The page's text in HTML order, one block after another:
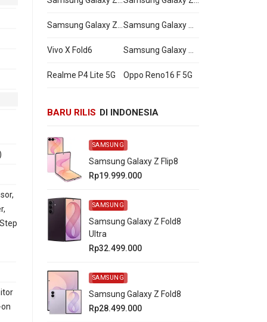
Vivo X Fold6
Realme P4 Lite 5G Oppo Reno16 F 5G
BARU RILIS DI INDONESIA
SAMSUNG
Samsung Galaxy Z Flip8
Rp19.999.000
SAMSUNG
Samsung Galaxy Z Fold8
Ultra
Rp32.499.000
SAMSUNG
Samsung Galaxy Z Fold8
Rp28.499.000